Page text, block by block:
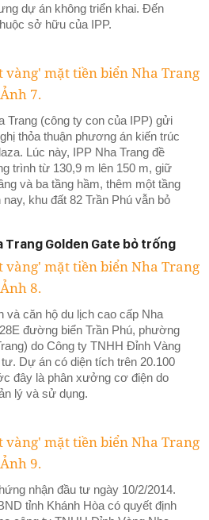
dự án không triển khai. Đến
sở hữu của IPP.
Trang (công ty con của IPP) gửi
thỏa thuận phương án kiến trúc
Lúc này, IPP Nha Trang đề
trình từ 130,9 m lên 150 m, giữ
và ba tầng hầm, thêm một tầng
khu đất 82 Trần Phú vẫn bỏ
Trang Golden Gate bỏ trống
và căn hộ du lịch cao cấp Nha
đường biển Trần Phú, phường
do Công ty TNHH Đỉnh Vàng
Dự án có diện tích trên 20.100
đây là phân xưởng cơ điện do
lý và sử dụng.
nhận đầu tư ngày 10/2/2014.
tỉnh Khánh Hòa có quyết định